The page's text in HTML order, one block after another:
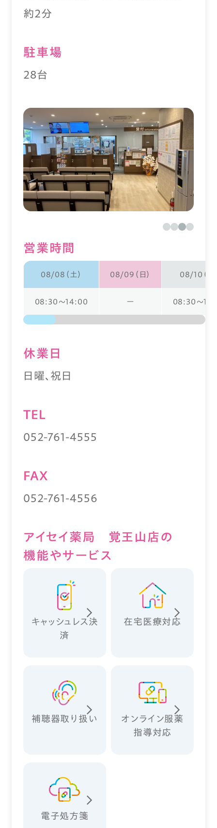
約2分
駐⾞場
28台
営業時間
08/08（土） 08/09（日） 08/10（月
08:30～14:00 ー 08:30～
休業⽇
日曜、祝日
TEL
052-761-4555
FAX
052-761-4556
アイセイ薬局 覚王山店の
機能やサービス
キャッシュレス決
済
在宅医療対応
補聴器取り扱い
オンライン服薬
指導対応
電子処方箋